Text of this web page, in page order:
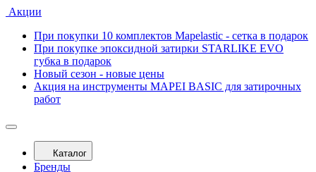
Акции
При покупки 10 комплектов Mapelastic - сетка в подарок
При покупке эпоксидной затирки STARLIKE EVO
губка в подарок
Новый сезон - новые цены
Акция на инструменты MAPEI BASIC для затирочных
работ
Каталог
Бренды